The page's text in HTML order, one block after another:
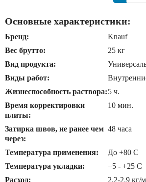
Основные характеристики:
Бренд:
Knauf
Вес брутто:
25 кг
Вид продукта:
Виды работ:
Жизнеспособность раствора:5 ч.
Время корректировки
плиты:
10 мин.
Затирка швов, не ранее чем
через:
48 часа
Температура применения:
До +80 C
Температура укладки:
+5 - +25 C
Расход:
2,2-2,9 кг/